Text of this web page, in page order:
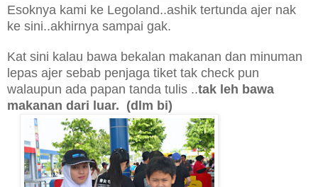
Esoknya kami ke Legoland..ashik tertunda ajer nak
ke sini..akhirnya sampai gak.
Kat sini kalau bawa bekalan makanan dan minuman
lepas ajer sebab penjaga tiket tak check pun
walaupun ada papan tanda tulis ..tak leh bawa
makanan dari luar. (dlm bi)